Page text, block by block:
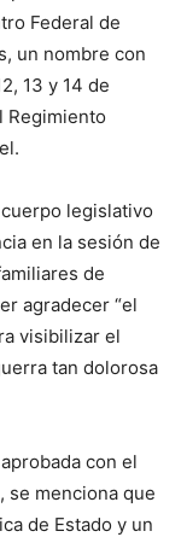
Federal de
un nombre con
13 y 14 de
Regimiento
legislativo
en la sesión de
de
agradecer “el
visibilizar el
tan dolorosa
con el
se menciona que
de Estado y un